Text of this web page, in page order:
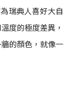
瑞典人喜好大自
度的極度差異，
的顏色，就像一